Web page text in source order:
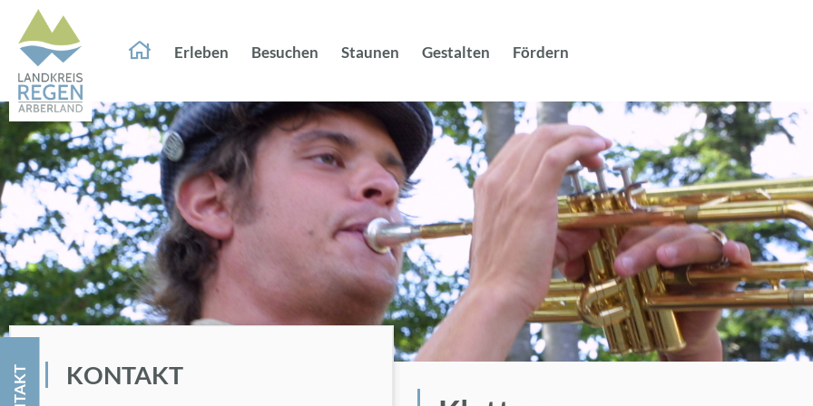
Er­le­ben Be­su­chen Stau­nen Ge­stal­ten För­dern
nach:
KON­TAKT